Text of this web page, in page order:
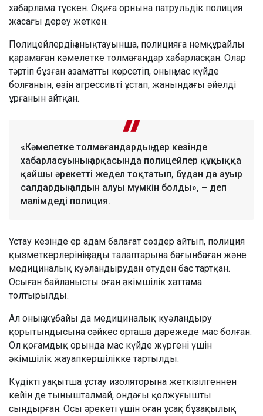
хабарлама түскен. Оқиға орнына патрульдік полиция
жасағы дереу жеткен.
Полицейлердің анықтауынша, полицияға немқұрайлы
қарамаған кәмелетке толмағандар хабарласқан. Олар
тәртіп бұзған азаматты көрсетіп, оның мас күйде
болғанын, өзін агрессивті ұстап, жанындағы әйелді
ұрғанын айтқан.
«Кәмелетке толмағандардың дер кезінде
хабарласуының арқасында полицейлер құқыққа
қайшы әрекетті жедел тоқтатып, бұдан да ауыр
салдардың алдын алуы мүмкін болды», – деп
мәлімдеді полиция.
Ұстау кезінде ер адам балағат сөздер айтып, полиция
қызметкерлерінің заңды талаптарына бағынбаған және
медициналық куәландырудан өтуден бас тартқан.
Осыған байланысты оған әкімшілік хаттама
толтырылды.
Ал оның жұбайы да медициналық куәландыру
қорытындысына сәйкес орташа дәрежеде мас болған.
Ол қоғамдық орында мас күйде жүргені үшін
әкімшілік жауапкершілікке тартылды.
Күдікті уақытша ұстау изоляторына жеткізілгеннен
кейін де тынышталмай, ондағы қолжуғышты
сындырған. Осы әрекеті үшін оған ұсақ бұзақылық